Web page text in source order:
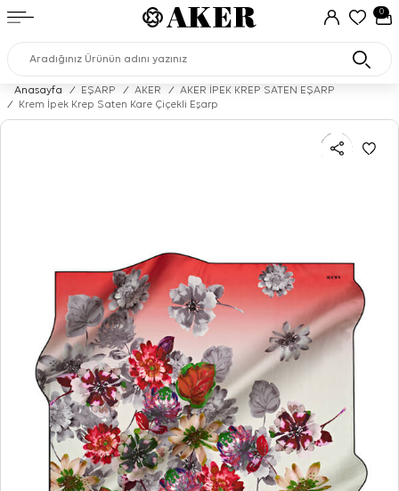
0
Anasayfa / EŞARP / AKER /
AKER İPEK KREP SATEN EŞARP
/
Krem İpek Krep Saten Kare Çiçekli Eşarp